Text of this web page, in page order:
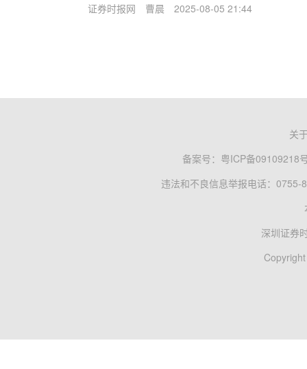
证券时报网 曹晨 2025-08-05 21:44
关
备案号： 粤ICP备09109218
违法和不良信息举报电话：0755-
深圳证券